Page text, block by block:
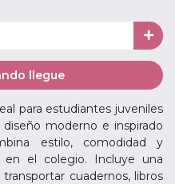
llegue
para estudiantes juveniles
moderno e inspirado
estilo, comodidad y
en el colegio. Incluye una
cuadernos, libros